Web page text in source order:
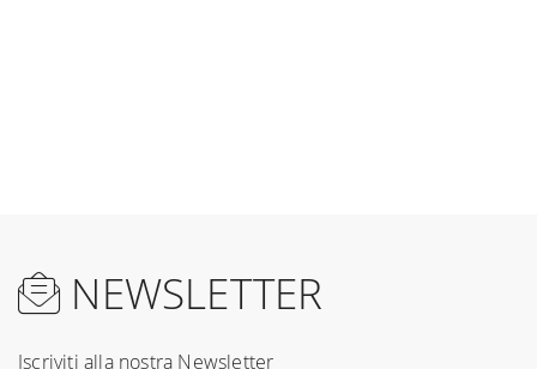
NEWSLETTER
Iscriviti alla nostra Newsletter